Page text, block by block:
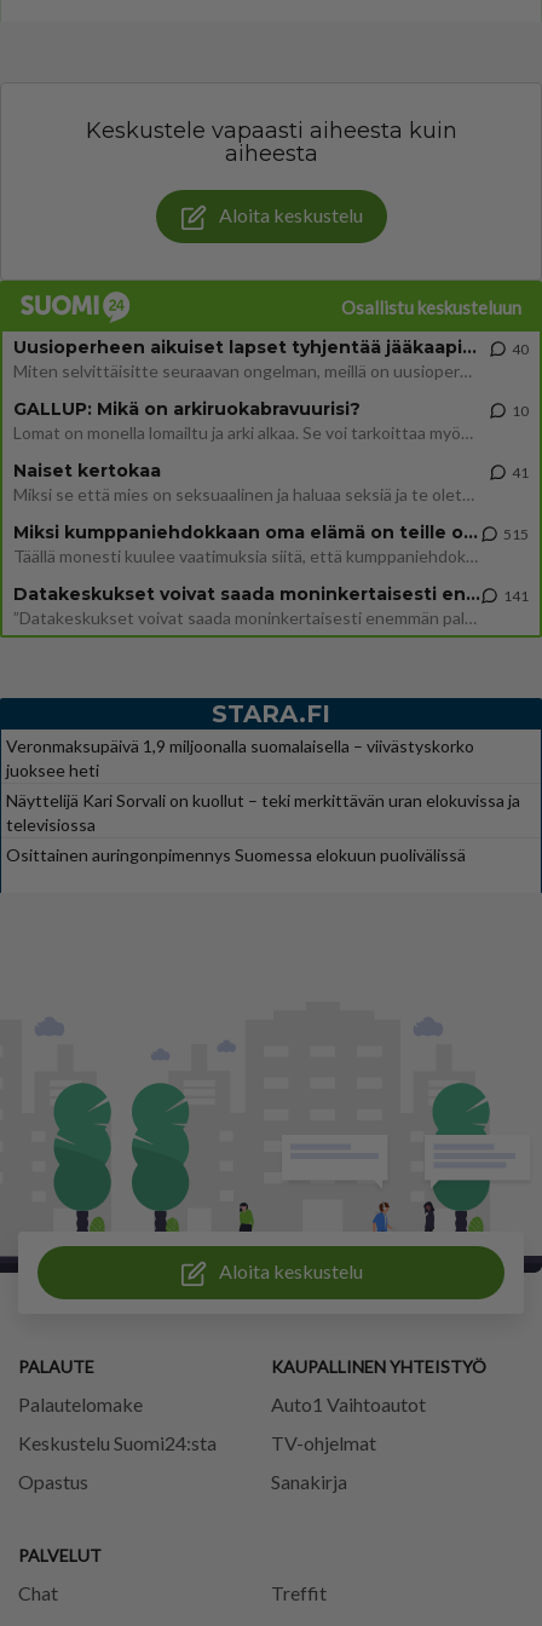
Keskustele vapaasti aiheesta kuin
aiheesta
Aloita keskustelu
Osallistu keskusteluun
Uusioperheen aikuiset lapset tyhjentää jääkaapin käydessään
Miten selvittäisitte seuraavan ongelman, meillä on uusioperhe, minulla teini-ikäiset lapset ja puolisolla aikuiset, jotk
40
GALLUP: Mikä on arkiruokabravuurisi?
Lomat on monella lomailtu ja arki alkaa. Se voi tarkoittaa myös sitä, että grillailut on grillattu ja palataan arjen ruo
10
Naiset kertokaa
Miksi se että mies on seksuaalinen ja haluaa seksiä ja te olette hänen mielestänne haluttava on vastenmielistä? Mikä sii
41
Miksi kumppaniehdokkaan oma elämä on teille ongelma?
Täällä monesti kuulee vaatimuksia siitä, että kumppaniehdokkaalla ei saisi olla lemmikkejä, lapsia, kavereita, eksiä, su
515
Datakeskukset voivat saada moninkertaisesti enemmän palautuksia kuin mitä ne maksavat veroja
”Datakeskukset voivat saada moninkertaisesti enemmän palautuksia kuin mitä ne maksavat veroja”, sanoo professori Jussi K
141
STARA.FI
Veronmaksupäivä 1,9 miljoonalla suomalaisella – viivästyskorko
juoksee heti
Näyttelijä Kari Sorvali on kuollut – teki merkittävän uran elokuvissa ja
televisiossa
Osittainen auringonpimennys Suomessa elokuun puolivälissä
Aloita keskustelu
PALAUTE
Palautelomake
Keskustelu Suomi24:sta
Opastus
PALVELUT
Chat
Treffit
KAUPALLINEN YHTEISTYÖ
Auto1 Vaihtoautot
TV-ohjelmat
Sanakirja